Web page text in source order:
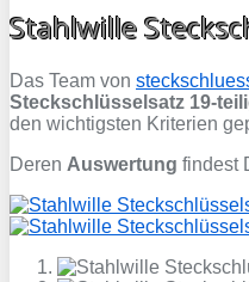
Stahlwille
Das Team von
Steckschlüsselsatz 19-
den wichtigsten Kriterien
Deren Auswertung findest